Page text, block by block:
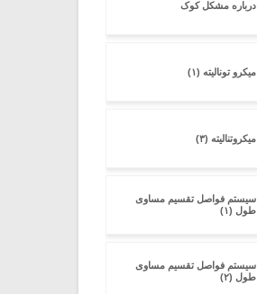
درباره مشکل کوک
میکرو تونالیته (۱)
میکروتنالیته (۳)
سیستم فواصل تقسیم مساوی
طول (۱)
سیستم فواصل تقسیم مساوی
طول (۲)